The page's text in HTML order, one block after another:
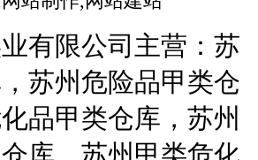
有限公司主营：苏
苏州危险品甲类仓
品甲类仓库，苏州